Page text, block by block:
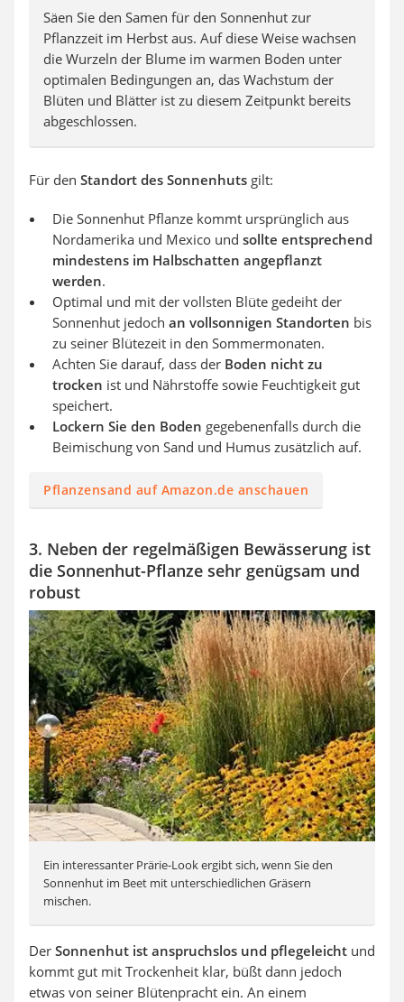
Säen Sie den Samen für den Sonnenhut zur
Pflanzzeit im Herbst aus. Auf diese Weise wachsen
die Wurzeln der Blume im warmen Boden unter
optimalen Bedingungen an, das Wachstum der
Blüten und Blätter ist zu diesem Zeitpunkt bereits
abgeschlossen.
Für den Standort des Sonnenhuts gilt:
Die Sonnenhut Pflanze kommt ursprünglich aus
Nordamerika und Mexico und sollte entsprechend
mindestens im Halbschatten angepflanzt
werden.
Optimal und mit der vollsten Blüte gedeiht der
Sonnenhut jedoch an vollsonnigen Standorten bis
zu seiner Blütezeit in den Sommermonaten.
Achten Sie darauf, dass der Boden nicht zu
trocken ist und Nährstoffe sowie Feuchtigkeit gut
speichert.
Lockern Sie den Boden gegebenenfalls durch die
Beimischung von Sand und Humus zusätzlich auf.
Pflanzensand auf Amazon.de anschauen
3. Neben der regelmäßigen Bewässerung ist
die Sonnenhut-Pflanze sehr genügsam und
robust
Ein interessanter Prärie-Look ergibt sich, wenn Sie den
Sonnenhut im Beet mit unterschiedlichen Gräsern
mischen.
Der Sonnenhut ist anspruchslos und pflegeleicht und
kommt gut mit Trockenheit klar, büßt dann jedoch
etwas von seiner Blütenpracht ein. An einem